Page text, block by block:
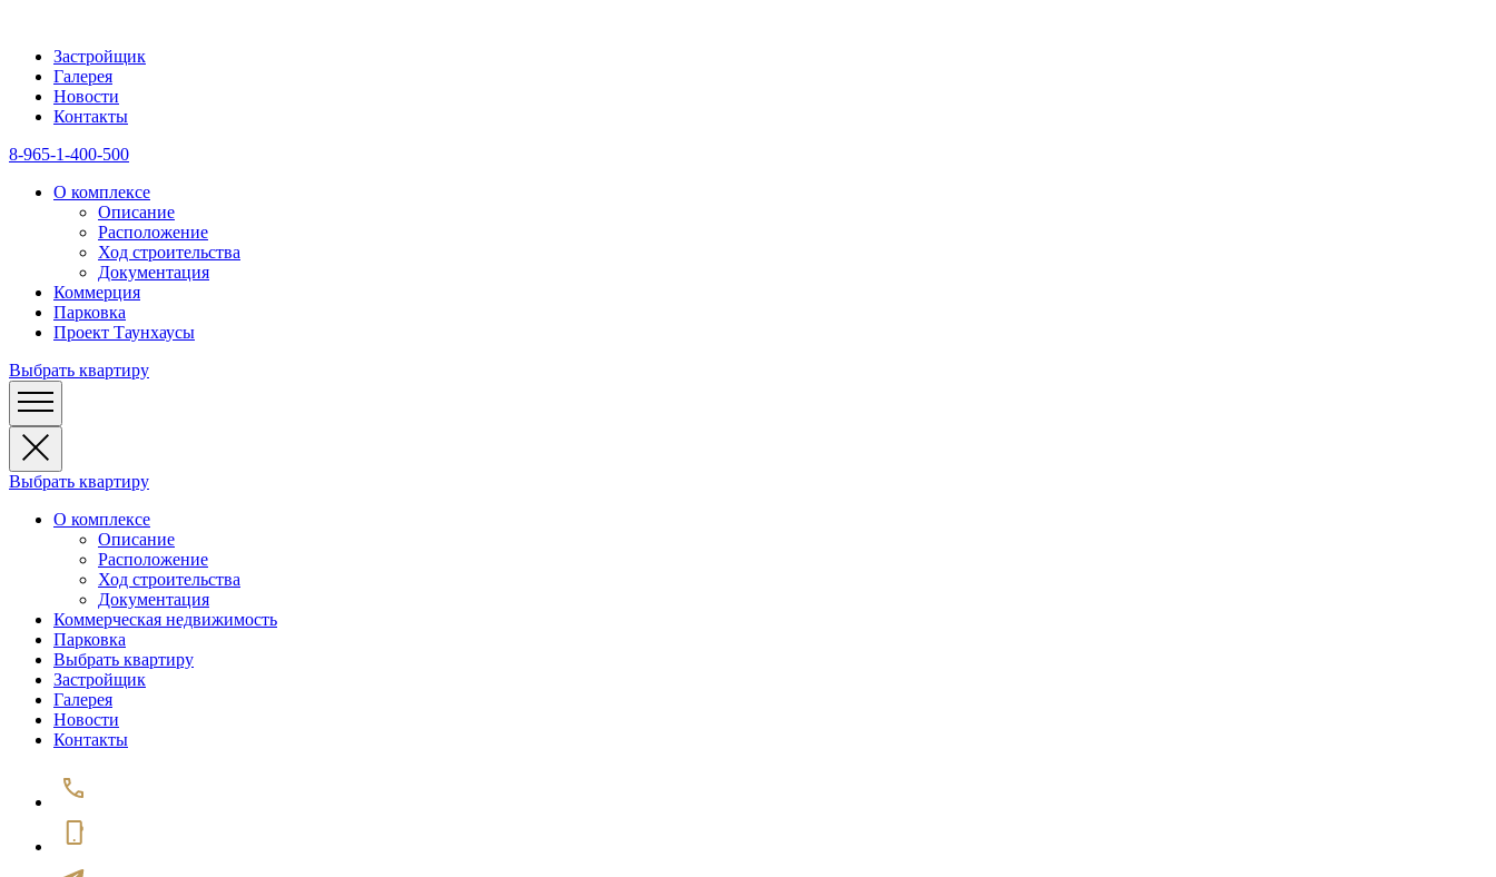
Застройщик
Галерея
Новости
Контакты
8-965-1-400-500
О комплексе
Описание
Расположение
Ход строительства
Документация
Коммерция
Парковка
Проект Таунхаусы
Выбрать квартиру
Выбрать квартиру
О комплексе
Описание
Расположение
Ход строительства
Документация
Коммерческая недвижимость
Парковка
Выбрать квартиру
Застройщик
Галерея
Новости
Контакты